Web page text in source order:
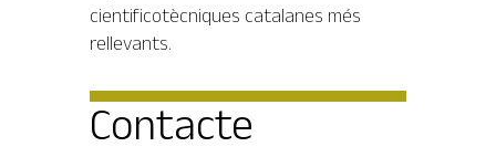
cientificotècniques catalanes més
rellevants.
Contacte